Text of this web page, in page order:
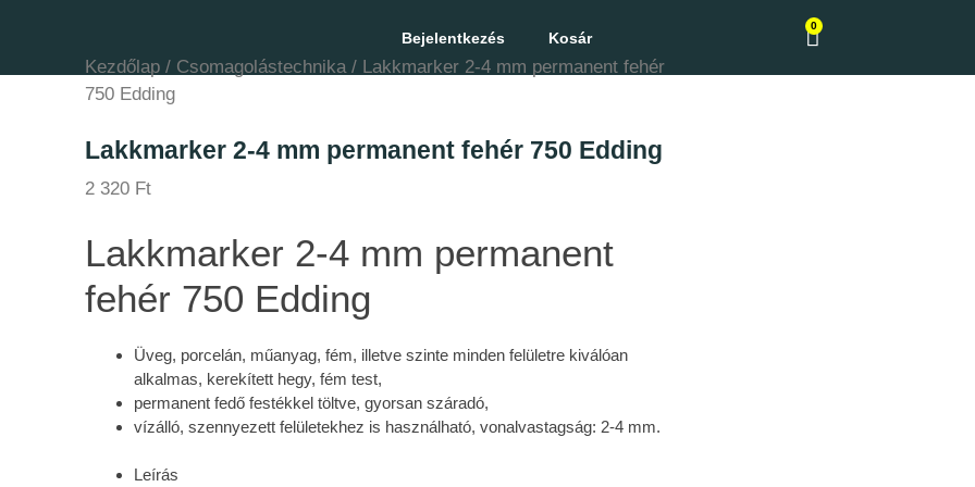
Bejelentkezés Kosár
0
Kezdőlap / Csomagolástechnika/ Lakkmarker 2-4 mm permanent fehér
750 Edding
Lakkmarker 2-4 mm permanent fehér 750 Edding
2 320 Ft
Lakkmarker 2-4 mm permanent
fehér 750 Edding
Üveg, porcelán, műanyag, fém, illetve szinte minden felületre kiválóan
alkalmas, kerekített hegy, fém test,
permanent fedő festékkel töltve, gyorsan száradó,
vízálló, szennyezett felületekhez is használható, vonalvastagság: 2-4 mm.
Leírás